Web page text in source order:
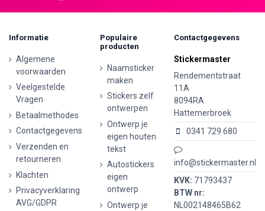
Informatie
Algemene
voorwaarden
Veelgestelde
Vragen
Betaalmethodes
Contactgegevens
Verzenden en
retourneren
Klachten
Privacyverklaring
AVG/GDPR
Populaire
producten
Naamsticker
maken
Stickers zelf
ontwerpen
Ontwerp je
eigen houten
tekst
Autostickers
eigen
ontwerp
Ontwerp je
Contactgegevens
Stickermaster
Rendementstraat
11A
8094RA
Hattemerbroek
0341 729 680
info@stickermaster.nl
KVK: 71793437
BTW nr:
NL002148465B62